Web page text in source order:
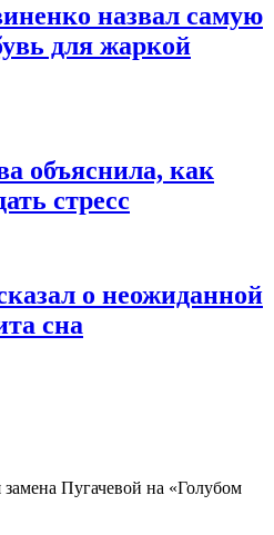
назвал самую
для жаркой
объяснила, как
стресс
о неожиданной
сна
Пугачевой на «Голубом